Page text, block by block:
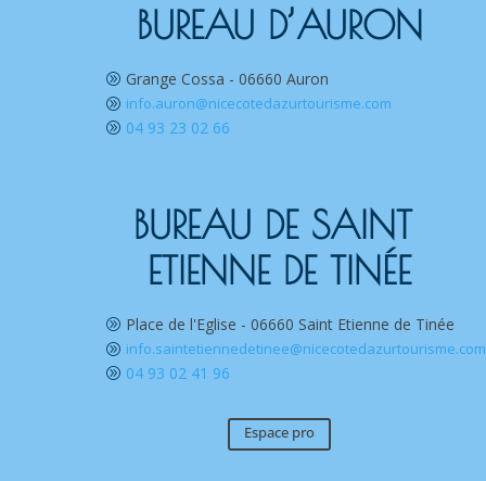
BUREAU D’AURON
A Grange Cossa - 06660 Auron
A info.auron@nicecotedazurtourisme.com
A 04 93 23 02 66
BUREAU DE SAINT
ETIENNE DE TINÉE
A Place de l'Eglise - 06660 Saint Etienne de Tinée
A info.saintetiennedetinee@nicecotedazurtourisme.com
A 04 93 02 41 96
Espace pro